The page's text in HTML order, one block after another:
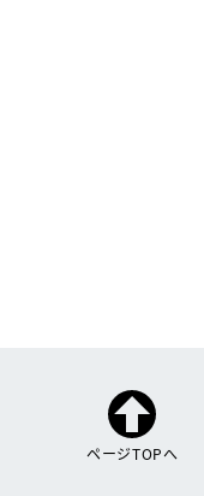
ページTOPへ